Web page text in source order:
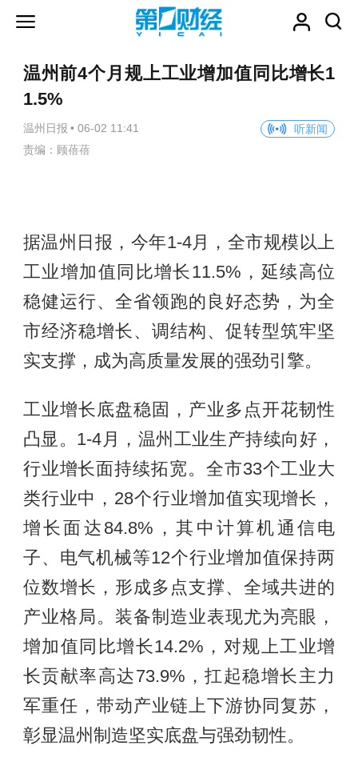
温州前4个月规上工业增加值同比增长1
1.5%
温州日报 • 06-02 11:41
听新闻
责编：顾蓓蓓
据温州日报，今年1-4月，全市规模以上
工业增加值同比增长11.5%，延续高位
稳健运行、全省领跑的良好态势，为全
市经济稳增长、调结构、促转型筑牢坚
实支撑，成为高质量发展的强劲引擎。
工业增长底盘稳固，产业多点开花韧性
凸显。1-4月，温州工业生产持续向好，
行业增长面持续拓宽。全市33个工业大
类行业中，28个行业增加值实现增长，
增长面达84.8%，其中计算机通信电
子、电气机械等12个行业增加值保持两
位数增长，形成多点支撑、全域共进的
产业格局。装备制造业表现尤为亮眼，
增加值同比增长14.2%，对规上工业增
长贡献率高达73.9%，扛起稳增长主力
军重任，带动产业链上下游协同复苏，
彰显温州制造坚实底盘与强劲韧性。